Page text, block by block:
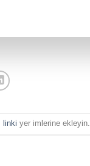
linki yer imlerine ekleyin.